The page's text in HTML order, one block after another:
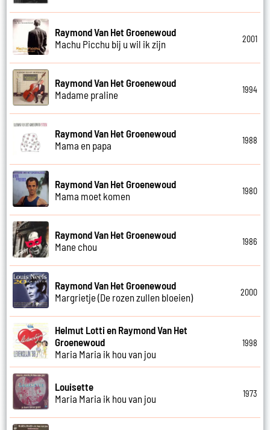
Raymond Van Het Groenewoud
Machu Picchu bij u wil ik zijn
2001
Raymond Van Het Groenewoud
Madame praline
1994
Raymond Van Het Groenewoud
Mama en papa
1988
Raymond Van Het Groenewoud
Mama moet komen
1980
Raymond Van Het Groenewoud
Mane chou
1986
Raymond Van Het Groenewoud
Margrietje (De rozen zullen bloeien)
2000
Helmut Lotti en Raymond Van Het
Groenewoud
Maria Maria ik hou van jou
1998
Louisette
Maria Maria ik hou van jou
1973